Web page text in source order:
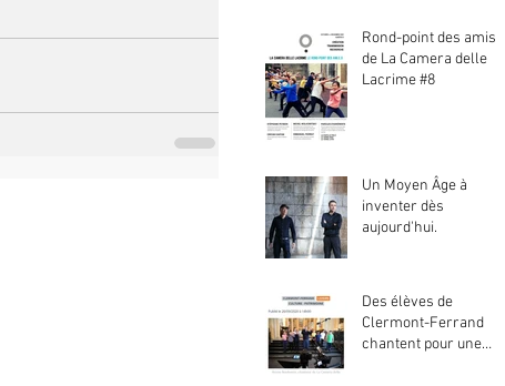
Rond-point des amis
de La Camera delle
Lacrime #8
Un Moyen Âge à
inventer dès
aujourd'hui.
Des élèves de
Clermont-Ferrand
chantent pour une